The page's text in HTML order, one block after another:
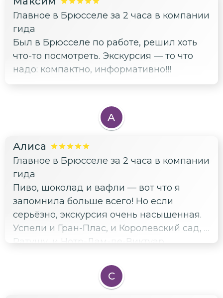
делом прошлись по красивым улочкам,
посмотрели собор Святого Михаила.
Очень крутой формат: и поесть вкусно, и
город посмотреть. Ушла сытой и
счастливой. Всем гурманам рекомендую!
Главное в Брюсселе за 2 часа в компании
гида
Был в Брюсселе по работе, решил хоть
что-то посмотреть. Экскурсия — то что
надо: компактно, информативно!!!
А
Алиса
Главное в Брюсселе за 2 часа в компании
гида
Пиво, шоколад и вафли — вот что я
запомнила больше всего! Но если
серьёзно, экскурсия очень насыщенная.
Успели и Гран-Плас, и Королевский сад, и
Ратушу, и Нотр-Дам-де-Виктуар.
Европе, а с историями про то, почему
Брюссель стал таким богатым. И
С